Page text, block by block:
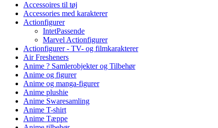
Accessoires til tøj
Accessories med karakterer
Actionfigurer
IntetPassende
Marvel Actionfigurer
Actionfigurer - TV- og filmkarakterer
Air Fresheners
Anime ? Samlerobjekter og Tilbehør
Anime og figurer
Anime og manga-figurer
Anime plushie
Anime Swaresamling
Anime T-shirt
Anime Tæppe